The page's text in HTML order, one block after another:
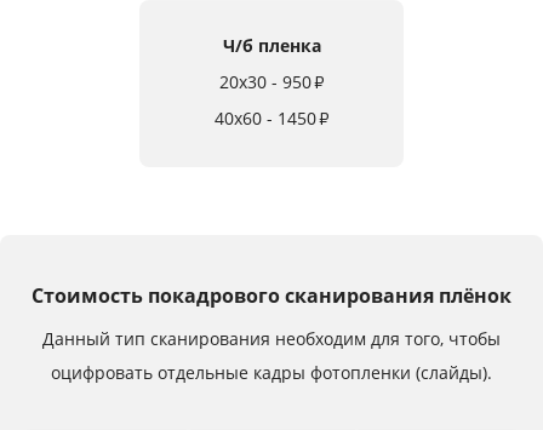
Ч/б пленка
20x30 - 950₽
40x60 - 1450₽
Стоимость покадрового сканирования плёнок
Данный тип сканирования необходим для того, чтобы
оцифровать отдельные кадры фотопленки (слайды).